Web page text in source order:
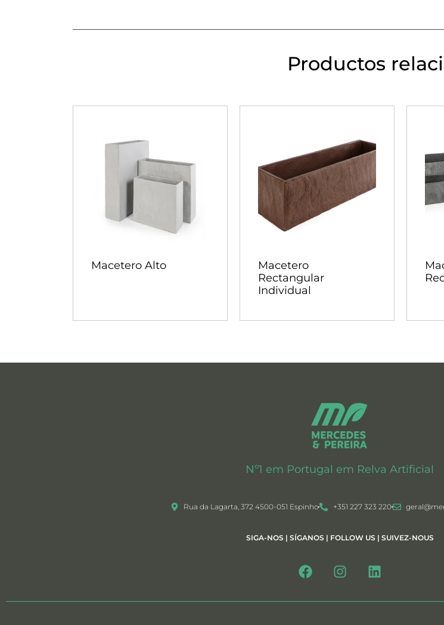
Productos
Macetero Alto
Macetero
Rectangular
Individual
Nº1 em Portugal em Relva Artificial
Rua da Lagarta, 372 4500-051 Espinho +351 227 323 220
SIGA-NOS | SÍGANOS | FOLLOW US | SUIVEZ-NOUS